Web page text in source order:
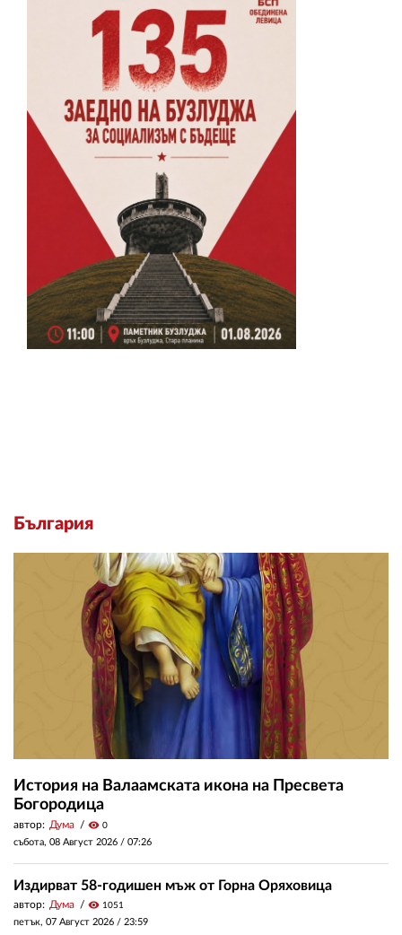
България
История на Валаамската икона на Пресвета
Богородица
автор: Дума visibility 0
събота, 08 Август 2026 / 07:26
Издирват 58-годишен мъж от Горна Оряховица
автор: Дума visibility 1051
петък, 07 Август 2026 / 23:59